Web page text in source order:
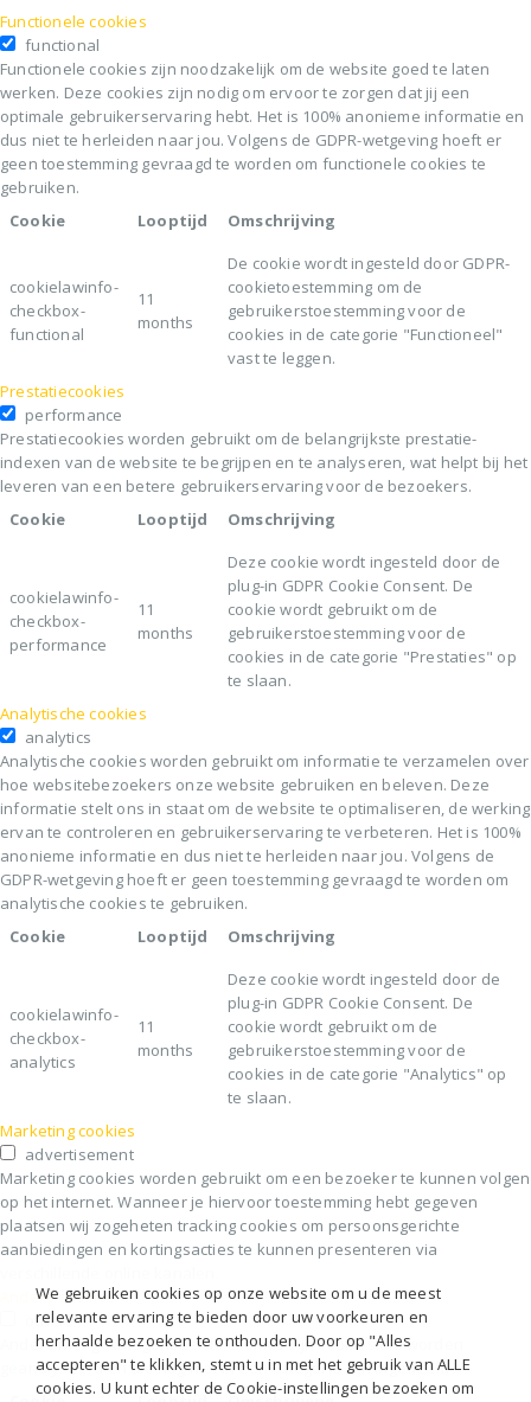
We gebruiken cookies op onze website om u de meest
relevante ervaring te bieden door uw voorkeuren en
herhaalde bezoeken te onthouden. Door op "Alles
accepteren" te klikken, stemt u in met het gebruik van ALLE
cookies. U kunt echter de Cookie-instellingen bezoeken om
Functionele cookies
functional
Functionele cookies zijn noodzakelijk om de website goed te laten
werken. Deze cookies zijn nodig om ervoor te zorgen dat jij een
optimale gebruikerservaring hebt. Het is 100% anonieme informatie en
dus niet te herleiden naar jou. Volgens de GDPR-wetgeving hoeft er
geen toestemming gevraagd te worden om functionele cookies te
gebruiken.
Cookie
Looptijd Omschrijving
cookielawinfo-
checkbox-
functional
11
months
De cookie wordt ingesteld door GDPR-
cookietoestemming om de
gebruikerstoestemming voor de
cookies in de categorie "Functioneel"
vast te leggen.
Prestatiecookies
performance
Prestatiecookies worden gebruikt om de belangrijkste prestatie-
indexen van de website te begrijpen en te analyseren, wat helpt bij het
leveren van een betere gebruikerservaring voor de bezoekers.
Cookie
Looptijd Omschrijving
cookielawinfo-
checkbox-
performance
11
months
Deze cookie wordt ingesteld door de
plug-in GDPR Cookie Consent. De
cookie wordt gebruikt om de
gebruikerstoestemming voor de
cookies in de categorie "Prestaties" op
te slaan.
Analytische cookies
analytics
Analytische cookies worden gebruikt om informatie te verzamelen over
hoe websitebezoekers onze website gebruiken en beleven. Deze
informatie stelt ons in staat om de website te optimaliseren, de werking
ervan te controleren en gebruikerservaring te verbeteren. Het is 100%
anonieme informatie en dus niet te herleiden naar jou. Volgens de
GDPR-wetgeving hoeft er geen toestemming gevraagd te worden om
analytische cookies te gebruiken.
Cookie
Looptijd Omschrijving
cookielawinfo-
checkbox-
analytics
11
months
Deze cookie wordt ingesteld door de
plug-in GDPR Cookie Consent. De
cookie wordt gebruikt om de
gebruikerstoestemming voor de
cookies in de categorie "Analytics" op
te slaan.
Marketing cookies
advertisement
Marketing cookies worden gebruikt om een bezoeker te kunnen volgen
op het internet. Wanneer je hiervoor toestemming hebt gegeven
plaatsen wij zogeheten tracking cookies om persoonsgerichte
aanbiedingen en kortingsacties te kunnen presenteren via
Andere cookies
others
Andere niet-gecategoriseerde cookies zijn cookies die worden
geanalyseerd en die nog niet in een categorie zijn ingedeeld